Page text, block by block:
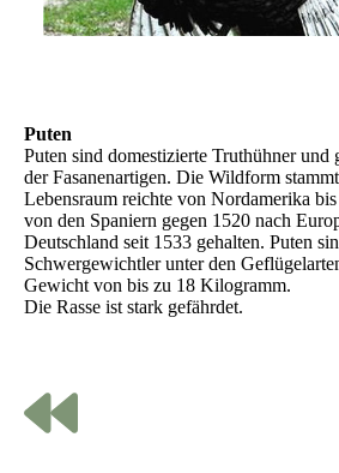
Puten
Puten sind domestizierte Truthühner und
der Fasanenartigen. Die Wildform
Lebensraum reichte von Nordamerika
von den Spaniern gegen 1520 nach
Deutschland seit 1533 gehalten. Puten
Schwergewichtler unter den
Gewicht von bis zu 18 Kilogramm.
Die Rasse ist stark gefährdet.